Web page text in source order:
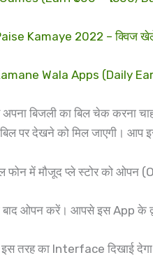
Kamaye 2022 – क्विज
Wala Apps (Daily
बिजली का बिल चेक करना
पर देखने को मिल जाएगी। आप
फोन में मौजूद प्ले स्टोर को
बाद ओपन करें। आपसे इस App के
तरह का Interface दिखाई